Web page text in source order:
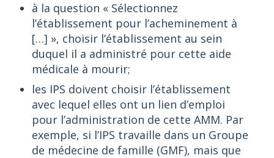
à la question « Sélectionnez
l’établissement pour l’acheminement à
[…] », choisir l’établissement au sein
duquel il a administré pour cette aide
médicale à mourir;
les IPS doivent choisir l’établissement
avec lequel elles ont un lien d’emploi
pour l’administration de cette AMM. Par
exemple, si l’IPS travaille dans un Groupe
de médecine de famille (GMF), mais que